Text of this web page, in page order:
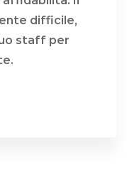
difficile,
staff per